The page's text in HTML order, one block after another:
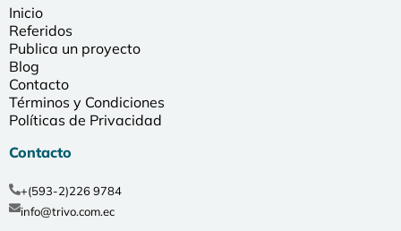
Inicio
Referidos
Publica un proyecto
Blog
Contacto
Términos y Condiciones
Políticas de Privacidad
Contacto
+(593-2)226 9784
info@trivo.com.ec